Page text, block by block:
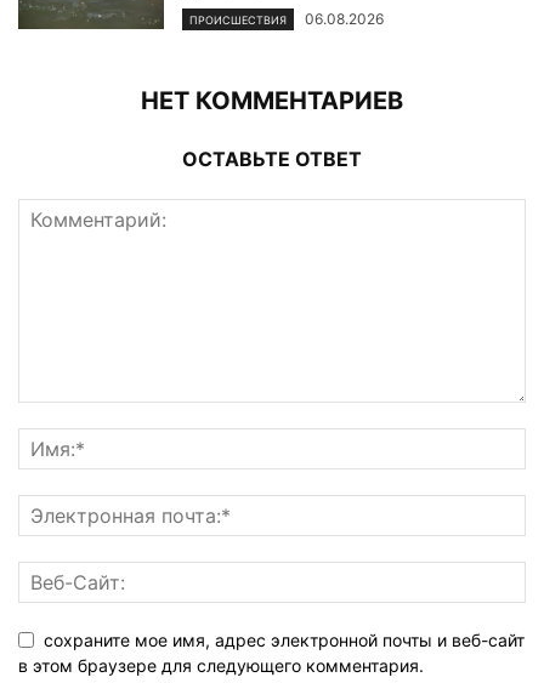
ПРОИСШЕСТВИЯ 06.08.2026
НЕТ КОММЕНТАРИЕВ
ОСТАВЬТЕ ОТВЕТ
сохраните мое имя, адрес электронной почты и веб-сайт
в этом браузере для следующего комментария.